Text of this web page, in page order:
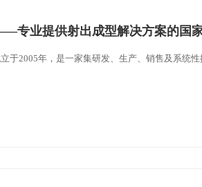
专业提供射出成型解决方案的国
于2005年，是一家集研发、生产、销售及系统